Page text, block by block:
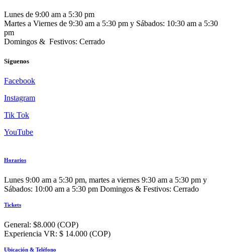
Lunes de 9:00 am a 5:30 pm
Martes a Viernes de 9:30 am a 5:30 pm y Sábados: 10:30 am a 5:30
pm
Domingos & Festivos: Cerrado
Síguenos
Facebook
Instagram
Tik Tok
YouTube
Horarios
Lunes 9:00 am a 5:30 pm, martes a viernes 9:30 am a 5:30 pm y
Sábados: 10:00 am a 5:30 pm Domingos & Festivos: Cerrado
Tickets
General: $8.000 (COP)
Experiencia VR: $ 14.000 (COP)
Ubicación & Teléfono